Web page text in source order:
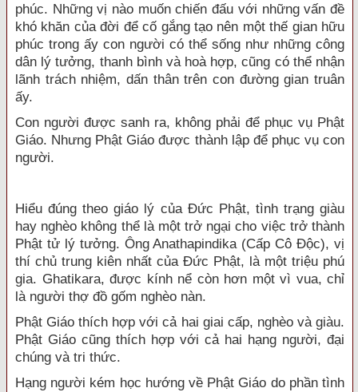
phúc. Những vị nào muốn chiến đấu với những vấn đề
khó khăn của đời để cố gắng tạo nên một thế gian hữu
phúc trong ấy con người có thể sống như những công
dân lý tưởng, thanh bình và hoà hợp, cũng có thể nhận
lãnh trách nhiệm, dấn thân trên con đường gian truân
ấy.
Con người được sanh ra, không phải để phục vụ Phật
Giáo. Nhưng Phật Giáo được thành lập để phục vụ con
người.
Hiểu đúng theo giáo lý của Đức Phật, tình trạng giàu
hay nghèo không thể là một trở ngại cho việc trở thành
Phật tử lý tưởng. Ông Anathapindika (Cấp Cô Độc), vị
thí chủ trung kiên nhất của Đức Phật, là một triệu phú
gia. Ghatikara, được kính nể còn hơn một vì vua, chỉ
là người thợ đồ gốm nghèo nàn.
Phật Giáo thích hợp với cả hai giai cấp, nghèo và giàu.
Phật Giáo cũng thích hợp với cả hai hạng người, đại
chúng và tri thức.
Hạng người kém học hướng về Phật Giáo do phần tình